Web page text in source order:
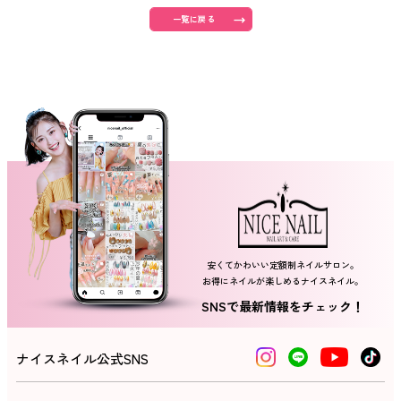
ネイルスクール
一覧に戻る
安くてかわいい定額制ネイルサロン。
お得にネイルが楽しめるナイスネイル。
SNSで最新情報をチェック！
ナイスネイル公式SNS